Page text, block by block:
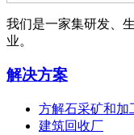
我们是一家集研发、
业。
解决方案
方解石采矿和加
建筑回收厂